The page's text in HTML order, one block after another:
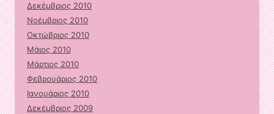
Δεκέμβριος 2010
Νοέμβριος 2010
Οκτώβριος 2010
Μάιος 2010
Μάρτιος 2010
Φεβρουάριος 2010
Ιανουάριος 2010
Δεκέμβριος 2009